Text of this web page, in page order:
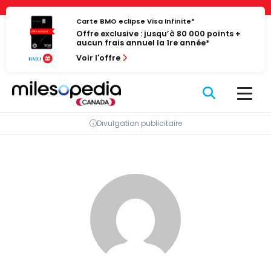
Panneau de gestion des cookies
Passer
contenu
Carte BMO eclipse Visa Infinite*
Offre exclusive : jusqu’à 80 000 points +
aucun frais annuel la 1re année*
Voir l'offre
Divulgation publicitaire